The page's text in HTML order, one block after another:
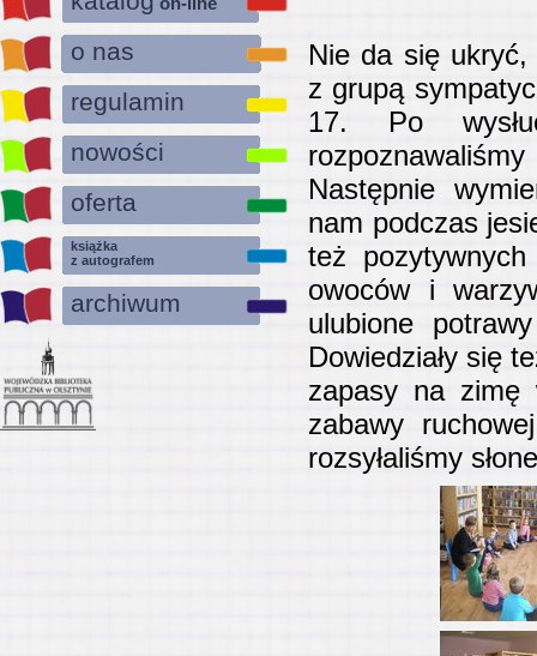
o nas
regulamin
nowości
oferta
książka
z autografem
archiwum
Nie da się
z grupą
17. Po
Następnie
nam podczas
też
owoców i
ulubione
Dowiedziały się
zapasy na zimę
zabawy
rozsyłaliśmy